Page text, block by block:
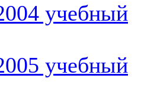
учебный
учебный